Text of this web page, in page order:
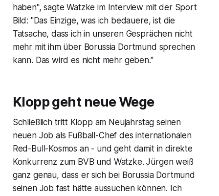
haben", sagte Watzke im Interview mit der Sport
Bild: "Das Einzige, was ich bedauere, ist die
Tatsache, dass ich in unseren Gesprächen nicht
mehr mit ihm über Borussia Dortmund sprechen
kann. Das wird es nicht mehr geben."
Klopp geht neue Wege
Schließlich tritt Klopp am Neujahrstag seinen
neuen Job als Fußball-Chef des internationalen
Red-Bull-Kosmos an - und geht damit in direkte
Konkurrenz zum BVB und Watzke. Jürgen weiß
ganz genau, dass er sich bei Borussia Dortmund
seinen Job fast hätte aussuchen können. Ich